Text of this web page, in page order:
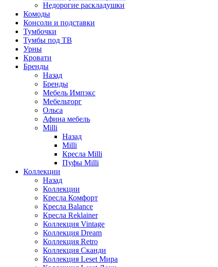
Недорогие раскладушки
Комоды
Консоли и подставки
Тумбочки
Тумбы под ТВ
Урны
Кровати
Бренды
Назад
Бренды
Мебель Импэкс
Мебельторг
Ольса
Афина мебель
Milli
Назад
Milli
Кресла Milli
Пуфы Milli
Коллекции
Назад
Коллекции
Кресла Комфорт
Кресла Balance
Кресла Reklainer
Коллекция Vintage
Коллекция Dream
Коллекция Retro
Коллекция Сканди
Коллекция Leset Мира